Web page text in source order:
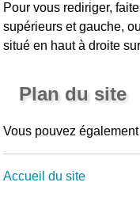
Pour vous rediriger,
supérieurs et gauche,
situé en haut à droite
Plan du site
Vous pouvez
Accueil du site